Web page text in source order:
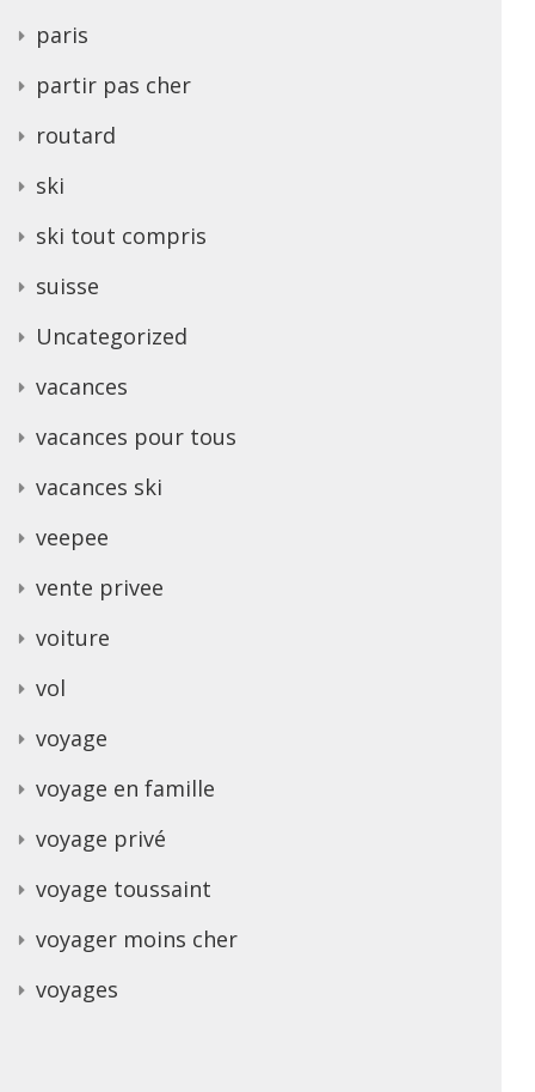
paris
partir pas cher
routard
ski
ski tout compris
suisse
Uncategorized
vacances
vacances pour tous
vacances ski
veepee
vente privee
voiture
vol
voyage
voyage en famille
voyage privé
voyage toussaint
voyager moins cher
voyages